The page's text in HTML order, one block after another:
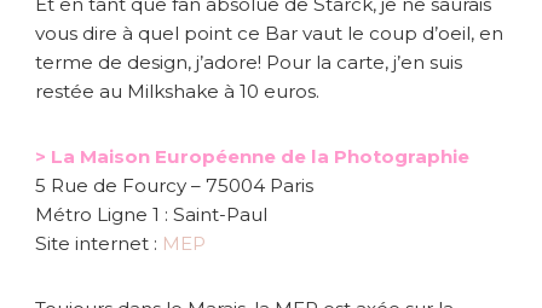
vous dire à quel point ce Bar vaut le coup d’oeil, en
terme de design, j’adore! Pour la carte, j’en suis
restée au Milkshake à 10 euros.
> La Maison Européenne de la Photographie
5 Rue de Fourcy – 75004 Paris
Métro Ligne 1 : Saint-Paul
Site internet : MEP